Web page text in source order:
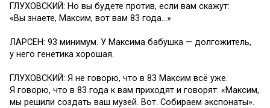
ГЛУХОВСКИЙ: Но вы будете против, если вам скажут:
«Вы знаете, Максим, вот вам 83 года…»
ЛАРСЕН: 93 минимум. У Максима бабушка — долгожитель,
у него генетика хорошая.
ГЛУХОВСКИЙ: Я не говорю, что в 83 Максим всё уже.
Я говорю, что в 83 года к вам приходят и говорят: «Максим,
мы решили создать ваш музей. Вот. Собираем экспонаты».